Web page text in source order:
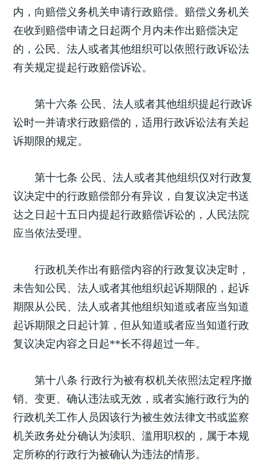
内，向赔偿义务机关申请行政赔偿。赔偿义务机关
在收到赔偿申请之日起两个月内未作出赔偿决定
的，公民、法人或者其他组织可以依照行政诉讼法
有关规定提起行政赔偿诉讼。
第十六条 公民、法人或者其他组织提起行政诉
讼时一并请求行政赔偿的，适用行政诉讼法有关起
诉期限的规定。
第十七条 公民、法人或者其他组织仅对行政复
议决定中的行政赔偿部分有异议，自复议决定书送
达之日起十五日内提起行政赔偿诉讼的，人民法院
应当依法受理。
行政机关作出有赔偿内容的行政复议决定时，
未告知公民、法人或者其他组织起诉期限的，起诉
期限从公民、法人或者其他组织知道或者应当知道
起诉期限之日起计算，但从知道或者应当知道行政
复议决定内容之日起**长不得超过一年。
第十八条 行政行为被有权机关依照法定程序撤
销、变更、确认违法或无效，或者实施行政行为的
行政机关工作人员因该行为被生效法律文书或监察
机关政务处分确认为渎职、滥用职权的，属于本规
定所称的行政行为被确认为违法的情形。